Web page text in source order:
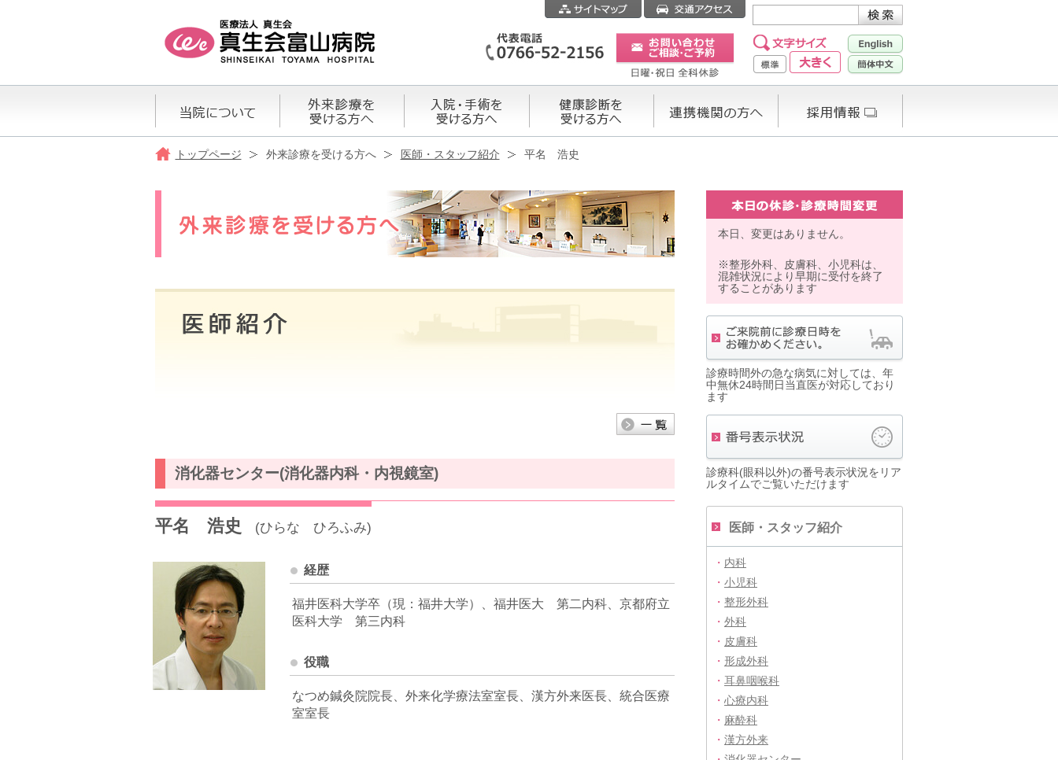
トップページ 外来診療を受ける方へ 医師・スタッフ紹介 平名 浩史
消化器センター(消化器内科・内視鏡室)
平名 浩史 (ひらな ひろふみ)
経歴
福井医科大学卒（現：福井大学）、福井医大 第二内科、京都府立
医科大学 第三内科
役職
なつめ鍼灸院院長、外来化学療法室室長、漢方外来医長、統合医療
室室長
本日、変更はありません。
※整形外科、皮膚科、小児科は、
混雑状況により早期に受付を終了
することがあります
診療時間外の急な病気に対しては、年
中無休24時間日当直医が対応しており
ます
診療科(眼科以外)の番号表示状況をリア
ルタイムでご覧いただけます
医師・スタッフ紹介
・ 内科
・ 小児科
・ 整形外科
・ 外科
・ 皮膚科
・ 形成外科
・ 耳鼻咽喉科
・ 心療内科
・ 麻酔科
・ 漢方外来